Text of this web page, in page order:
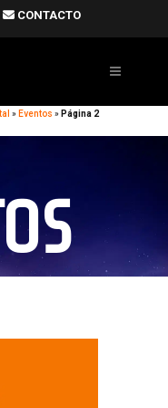
CONTACTO
» Eventos » Página 2